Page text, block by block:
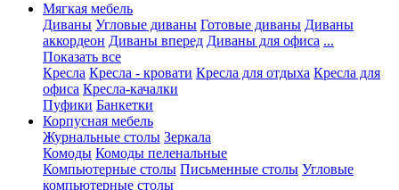
Мягкая мебель
Диваны Угловые диваны Готовые диваны Диваны
аккордеон Диваны вперед Диваны для офиса ...
Показать все
Кресла Кресла - кровати Кресла для отдыха Кресла для
офиса Кресла-качалки
Пуфики Банкетки
Корпусная мебель
Журнальные столы Зеркала
Комоды Комоды пеленальные
Компьютерные столы Письменные столы Угловые
компьютерные столы